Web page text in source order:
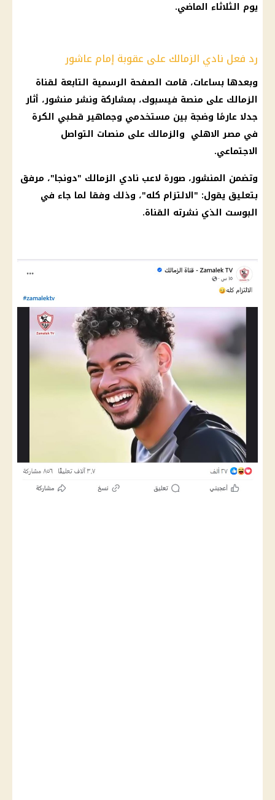
يوم الثلاثاء الماضي.
رد فعل نادي الزمالك على عقوبة إمام عاشور
وبعدها بساعات، قامت الصفحة الرسمية التابعة لقناة
الزمالك على منصة فيسبوك، بمشاركة ونشر منشور، أثار
جدلا عارمًا وضجة بين مستخدمي وجماهير قطبي الكرة
في مصر الاهلي والزمالك على منصات التواصل
الاجتماعي.
وتضمن المنشور، صورة لاعب نادي الزمالك "دونجا"، مرفق
بتعليق يقول: "الالتزام كله"، وذلك وفقا لما جاء في
البوست الذي نشرته القناة.